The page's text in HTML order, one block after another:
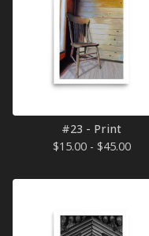
#23 - Print
$15.00 - $45.00